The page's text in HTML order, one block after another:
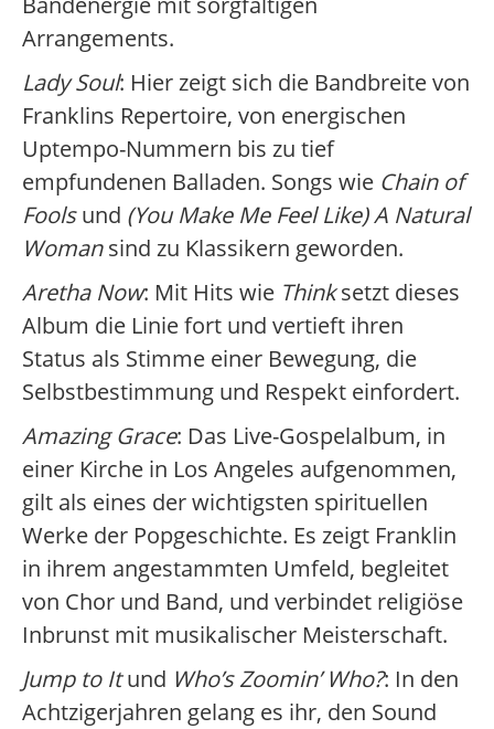
Arrangements.
Lady Soul: Hier zeigt sich die Bandbreite von
Franklins Repertoire, von energischen
Uptempo-Nummern bis zu tief
empfundenen Balladen. Songs wie Chain of
Foolsund (You Make Me Feel Like) A Natural
Womansind zu Klassikern geworden.
Aretha Now: Mit Hits wie Thinksetzt dieses
Album die Linie fort und vertieft ihren
Status als Stimme einer Bewegung, die
Selbstbestimmung und Respekt einfordert.
Amazing Grace: Das Live-Gospelalbum, in
einer Kirche in Los Angeles aufgenommen,
gilt als eines der wichtigsten spirituellen
Werke der Popgeschichte. Es zeigt Franklin
in ihrem angestammten Umfeld, begleitet
von Chor und Band, und verbindet religiöse
Inbrunst mit musikalischer Meisterschaft.
Jump to Itund Who’s Zoomin’ Who?: In den
Achtzigerjahren gelang es ihr, den Sound